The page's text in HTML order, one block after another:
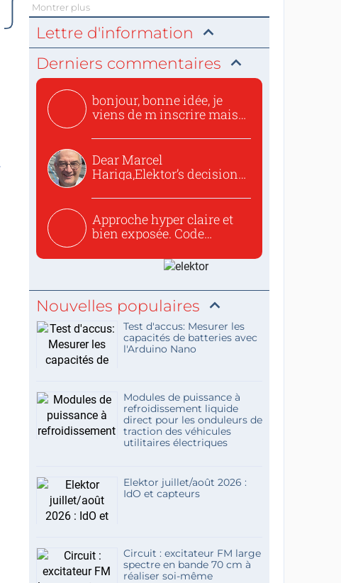
Montrer plus
Lettre d'information
Derniers commentaires
bonjour, bonne idée, je
viens de m inscrire mais
Dear Marcel
Hariga,Elektor’s decision
Approche hyper claire et
bien exposée. Code
Nouvelles populaires
Test d'accus: Mesurer les
capacités de batteries avec
l'Arduino Nano
Modules de puissance à
refroidissement liquide
direct pour les onduleurs de
traction des véhicules
utilitaires électriques
Elektor juillet/août 2026 :
IdO et capteurs
Circuit : excitateur FM large
spectre en bande 70 cm à
réaliser soi-même